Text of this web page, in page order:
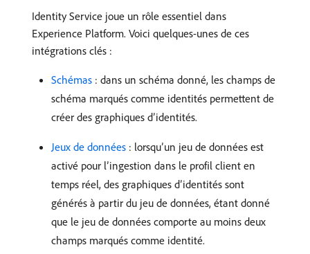
Identity Service joue un rôle essentiel dans
Experience Platform. Voici quelques-unes de ces
intégrations clés :
Schémas : dans un schéma donné, les champs de
schéma marqués comme identités permettent de
créer des graphiques d’identités.
Jeux de données : lorsqu’un jeu de données est
activé pour l’ingestion dans le profil client en
temps réel, des graphiques d’identités sont
générés à partir du jeu de données, étant donné
que le jeu de données comporte au moins deux
champs marqués comme identité.